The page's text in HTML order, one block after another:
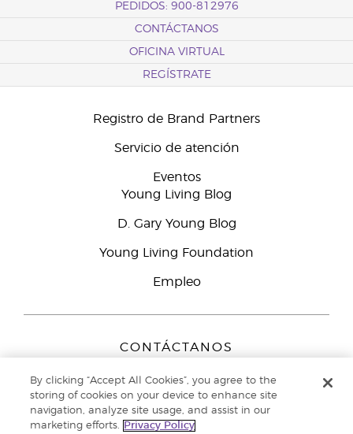
PEDIDOS: 900-812976
CONTÁCTANOS
OFICINA VIRTUAL
REGÍSTRATE
Registro de Brand Partners
Servicio de atención
Eventos
Young Living Blog
D. Gary Young Blog
Young Living Foundation
Empleo
CONTÁCTANOS
Peizerweg 97
9727 AJ Groningen
Netherlands
By clicking “Accept All Cookies”, you agree to the
storing of cookies on your device to enhance site
navigation, analyze site usage, and assist in our
marketing efforts.
Privacy Policy